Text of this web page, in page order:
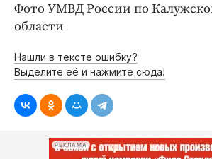
Фото УМВД России по
области
Нашли в тексте ошибку?
Выделите её и нажмите сюда!
РЕКЛАМА